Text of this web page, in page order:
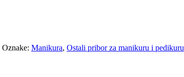
Oznake: Manikura, Ostali pribor za manikuru i pedikuru